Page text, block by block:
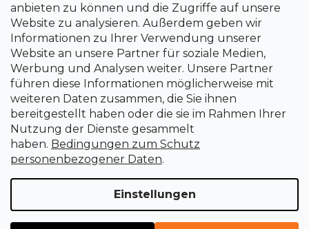
anbieten zu können und die Zugriffe auf unsere
Website zu analysieren. Außerdem geben wir
Informationen zu Ihrer Verwendung unserer
Website an unsere Partner für soziale Medien,
Werbung und Analysen weiter. Unsere Partner
führen diese Informationen möglicherweise mit
weiteren Daten zusammen, die Sie ihnen
bereitgestellt haben oder die sie im Rahmen Ihrer
Nutzung der Dienste gesammelt
haben. Bedingungen zum Schutz
personenbezogener Daten.
Einstellungen
Erstellt von Shoptet Premium